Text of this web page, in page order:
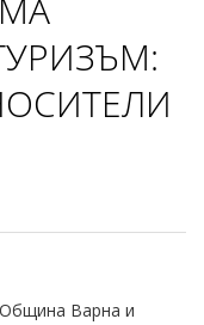
Варна и